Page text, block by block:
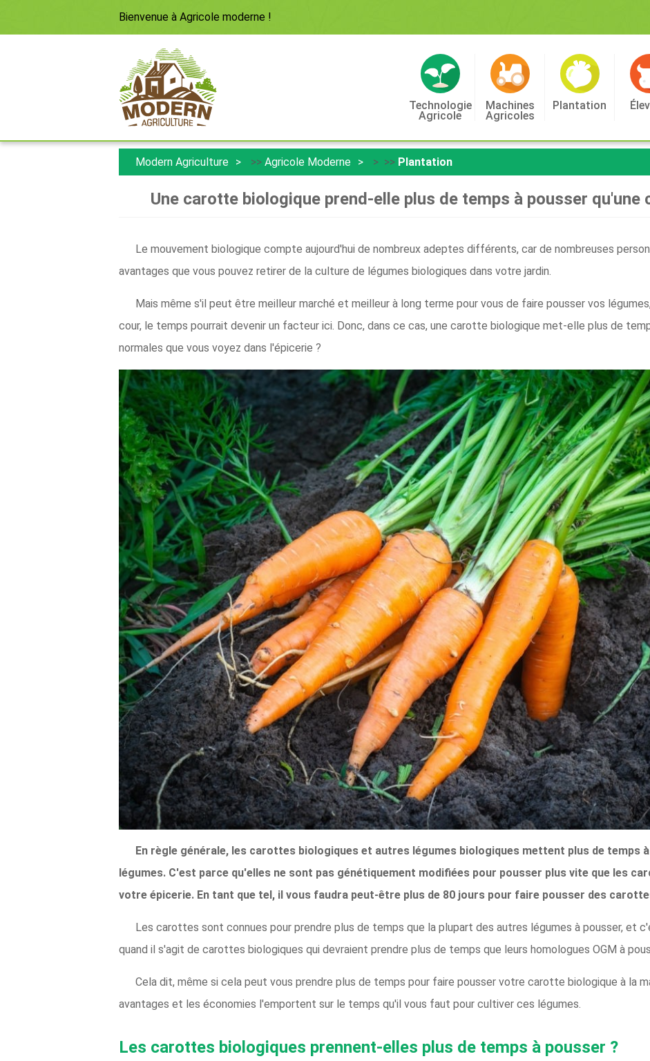
Bienvenue à Agricole moderne !
Technologie
Agricole
Machines
Agricoles
Plantation
Modern Agriculture >> Agricole Moderne > >> Plantation
Une carotte biologique prend-elle plus de temps à pousser qu'une
Le mouvement biologique compte aujourd'hui de nombreux adeptes différents, car de nombreuses
avantages que vous pouvez retirer de la culture de légumes biologiques dans votre jardin.
Mais même s'il peut être meilleur marché et meilleur à long terme pour vous de faire pousser vos
cour, le temps pourrait devenir un facteur ici. Donc, dans ce cas, une carotte biologique met-elle plus de
normales que vous voyez dans l'épicerie ?
En règle générale, les carottes biologiques et autres légumes biologiques mettent plus de temps
légumes. C'est parce qu'elles ne sont pas génétiquement modifiées pour pousser plus vite que les
votre épicerie. En tant que tel, il vous faudra peut-être plus de 80 jours pour faire pousser des
Les carottes sont connues pour prendre plus de temps que la plupart des autres légumes à pousser, et
quand il s'agit de carottes biologiques qui devraient prendre plus de temps que leurs homologues OGM à
Cela dit, même si cela peut vous prendre plus de temps pour faire pousser votre carotte biologique à la
avantages et les économies l'emportent sur le temps qu'il vous faut pour cultiver ces légumes.
Les carottes biologiques prennent-elles plus de temps à pousser ?